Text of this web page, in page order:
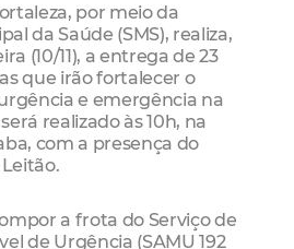
por meio da
da Saúde (SMS), realiza,
(10/11), a entrega de 23
que irão fortalecer o
e emergência na
realizado às 10h, na
com a presença do
a frota do Serviço de
de Urgência (SAMU 192